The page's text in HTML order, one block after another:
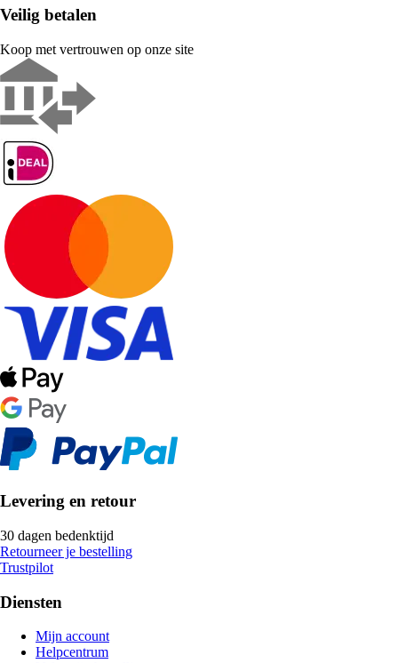
Veilig betalen
Koop met vertrouwen op onze site
Levering en retour
30 dagen bedenktijd
Retourneer je bestelling
Trustpilot
Diensten
Mijn account
Helpcentrum